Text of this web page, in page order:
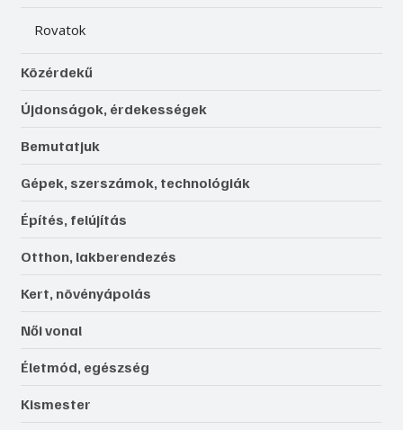
Rovatok
Közérdekű
Újdonságok, érdekességek
Bemutatjuk
Gépek, szerszámok, technológiák
Építés, felújítás
Otthon, lakberendezés
Kert, növényápolás
Női vonal
Életmód, egészség
Kismester